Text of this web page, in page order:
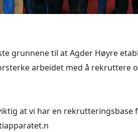
grunnene til at Agder Høyre
arbeidet med å rekruttere
at vi har en rekrutteringsbase